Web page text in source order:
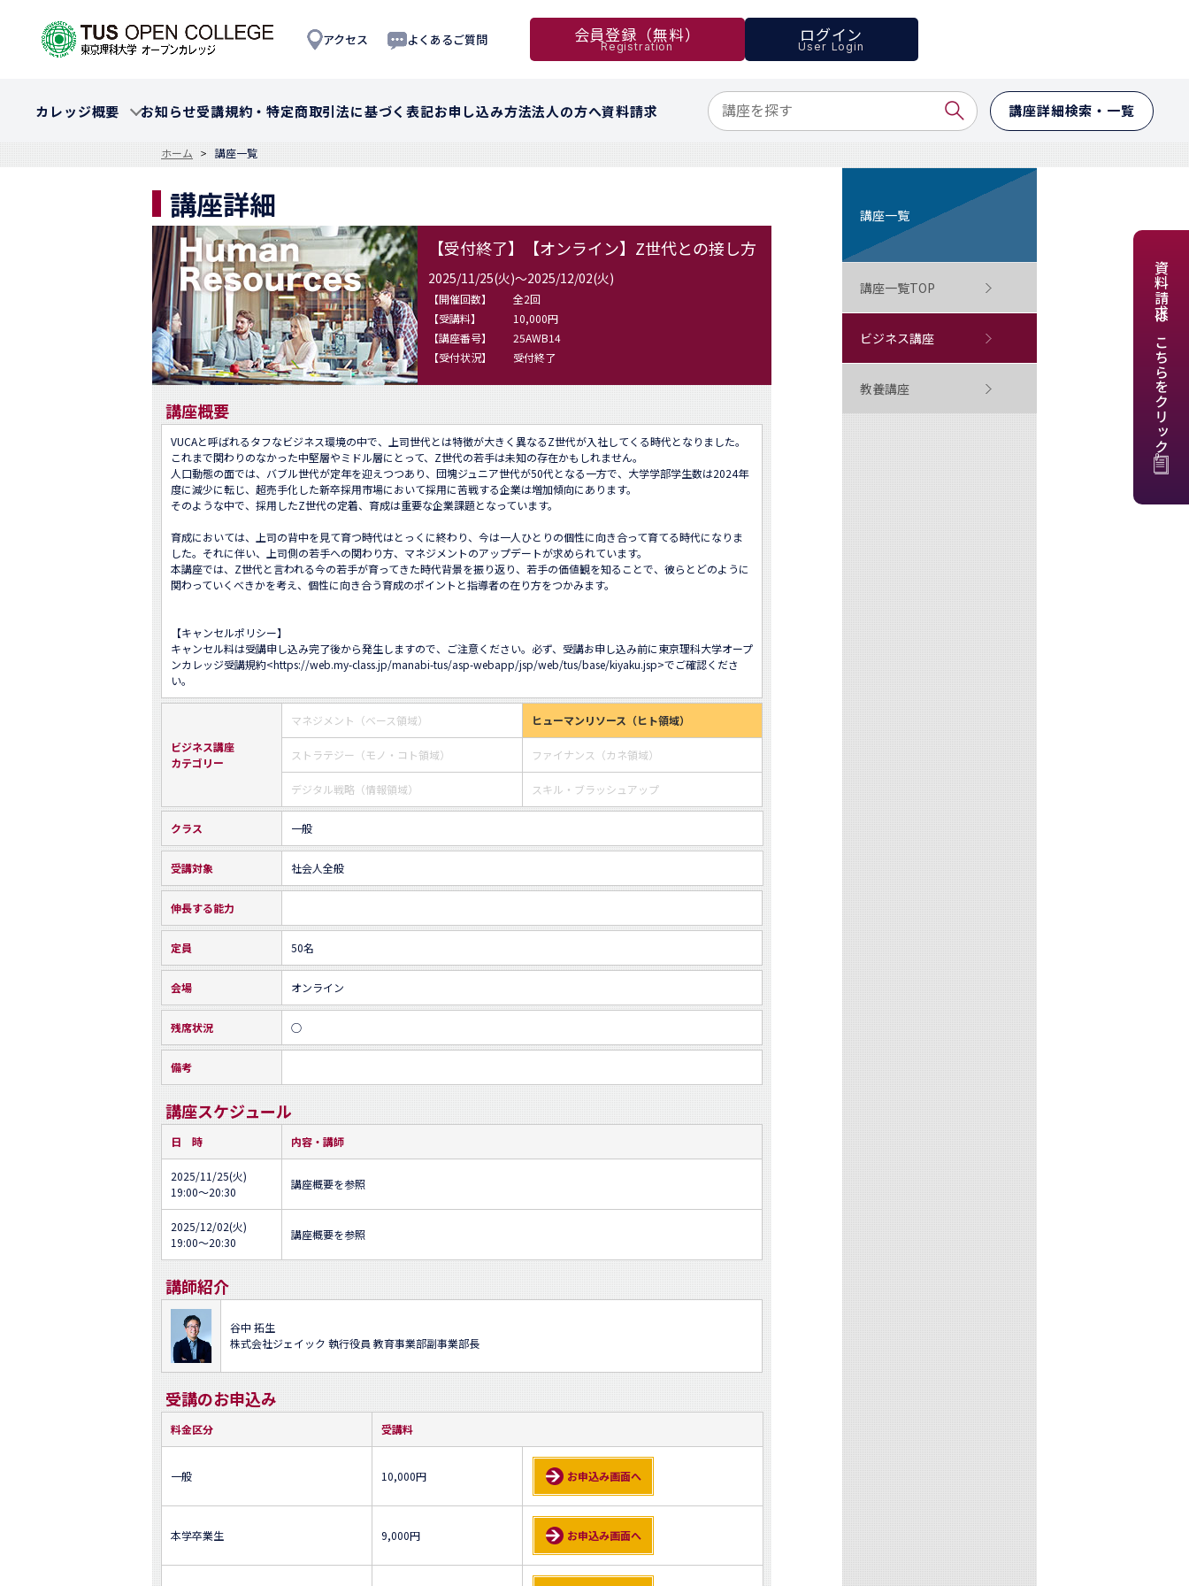
アクセス よくあるご質問 会員登録（無料）
Registration
ログイン
User Login
カレッジ概要 お知らせ受講規約・特定商取引法に基づく表記お申し込み方法法人の方へ資料請求 講座詳細検索・一覧
資料請求はこちらをクリック
ホーム 講座一覧
講座詳細
【受付終了】【オンライン】Z世代との接し方
2025/11/25(火)～2025/12/02(火)
【開催回数】
全2回
【受講料】
10,000円
【講座番号】
25AWB14
【受付状況】
受付終了
講座概要
VUCAと呼ばれるタフなビジネス環境の中で、上司世代とは特徴が大きく異なるZ世代が入社してくる時代となりました。
これまで関わりのなかった中堅層やミドル層にとって、Z世代の若手は未知の存在かもしれません。
人口動態の面では、バブル世代が定年を迎えつつあり、団塊ジュニア世代が50代となる一方で、大学学部学生数は2024年
度に減少に転じ、超売手化した新卒採用市場において採用に苦戦する企業は増加傾向にあります。
そのような中で、採用したZ世代の定着、育成は重要な企業課題となっています。
育成においては、上司の背中を見て育つ時代はとっくに終わり、今は一人ひとりの個性に向き合って育てる時代になりま
した。それに伴い、上司側の若手への関わり方、マネジメントのアップデートが求められています。
本講座では、Z世代と言われる今の若手が育ってきた時代背景を振り返り、若手の価値観を知ることで、彼らとどのように
関わっていくべきかを考え、個性に向き合う育成のポイントと指導者の在り方をつかみます。
【キャンセルポリシー】
キャンセル料は受講申し込み完了後から発生しますので、ご注意ください。必ず、受講お申し込み前に東京理科大学オープ
ンカレッジ受講規約<https://web.my-class.jp/manabi-tus/asp-webapp/jsp/web/tus/base/kiyaku.jsp>でご確認くださ
い。
ビジネス講座
カテゴリー
マネジメント（ベース領域） ヒューマンリソース（ヒト領域）
ストラテジー（モノ・コト領域） ファイナンス（カネ領域）
デジタル戦略（情報領域） スキル・ブラッシュアップ
クラス 一般
受講対象 社会人全般
伸長する能力
定員 50名
会場 オンライン
残席状況 ○
備考
講座スケジュール
日 時 内容・講師
2025/11/25(火)
19:00～20:30
講座概要を参照
2025/12/02(火)
19:00～20:30
講座概要を参照
講師紹介
谷中 拓生
株式会社ジェイック 執行役員 教育事業部副事業部長
受講のお申込み
料金区分 受講料
一般 10,000円 お申込み画面へ
本学卒業生 9,000円 お申込み画面へ
講座一覧
講座一覧TOP
ビジネス講座
教養講座